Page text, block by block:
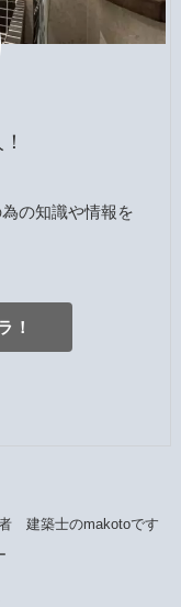
の知識や情報を
！
建築士のmakotoです